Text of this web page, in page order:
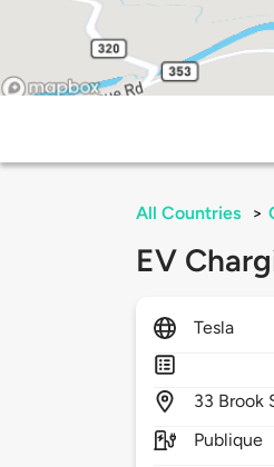
All Countries >
EV
Tesla
33 Brook
Publique